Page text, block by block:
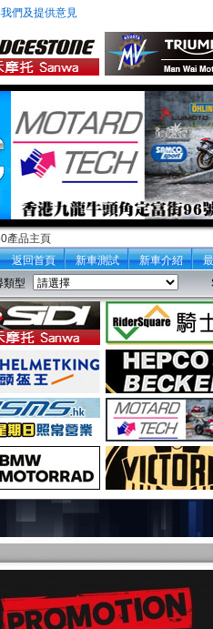
們及提供意見
產品主頁
返回首頁
新車測試 新車介紹
類型